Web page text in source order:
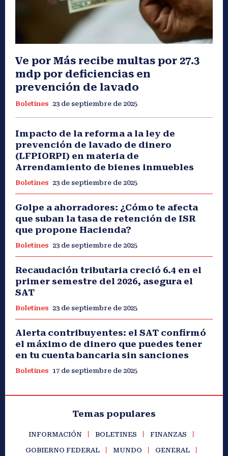
Ve por Más recibe multas por 27.3
mdp por deficiencias en
prevención de lavado
Boletines 23 de septiembre de 2025
Impacto de la reforma a la ley de
prevención de lavado de dinero
(LFPIORPI) en materia de
Arrendamiento de bienes inmuebles
Boletines 23 de septiembre de 2025
Golpe a ahorradores: ¿Cómo te afecta
que suban la tasa de retención de ISR
que propone Hacienda?
Boletines 23 de septiembre de 2025
Recaudación tributaria creció 6.4 en el
primer semestre del 2026, asegura el
SAT
Boletines 23 de septiembre de 2025
Alerta contribuyentes: el SAT confirmó
el máximo de dinero que puedes tener
en tu cuenta bancaria sin sanciones
Boletines 17 de septiembre de 2025
Temas populares
INFORMACIÓN BOLETINES FINANZAS
GOBIERNO FEDERAL MUNDO GENERAL